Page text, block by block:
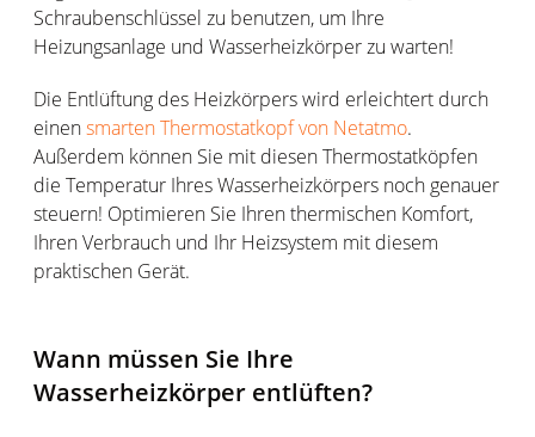
Schraubenschlüssel zu benutzen, um Ihre
Heizungsanlage und Wasserheizkörper zu warten!
Die Entlüftung des Heizkörpers wird erleichtert durch
einensmarten Thermostatkopf von Netatmo.
Außerdem können Sie mit diesen Thermostatköpfen
die Temperatur Ihres Wasserheizkörpers noch genauer
steuern! Optimieren Sie Ihren thermischen Komfort,
Ihren Verbrauch und Ihr Heizsystem mit diesem
praktischen Gerät.
Wann müssen Sie Ihre
Wasserheizkörper entlüften?